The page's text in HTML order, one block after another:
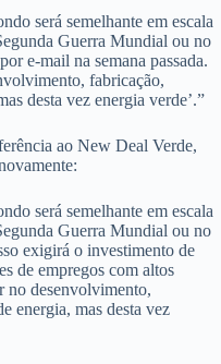
será semelhante em escala
Guerra Mundial ou no
e-mail na semana passada.
fabricação,
desta vez energia verde’.”
ao New Deal Verde,
será semelhante em escala
Guerra Mundial ou no
exigirá o investimento de
de empregos com altos
no desenvolvimento,
energia, mas desta vez